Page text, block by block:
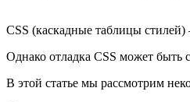
CSS (каскадные таблицы
Однако отладка CSS может быть
В этой статье мы рассмотрим